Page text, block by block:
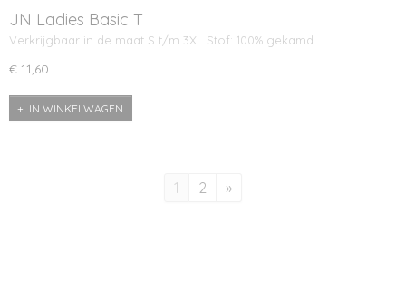
JN Ladies Basic T
Verkrijgbaar in de maat S t/m 3XL Stof: 100% gekamd…
€ 11,60
IN WINKELWAGEN
1 2 »